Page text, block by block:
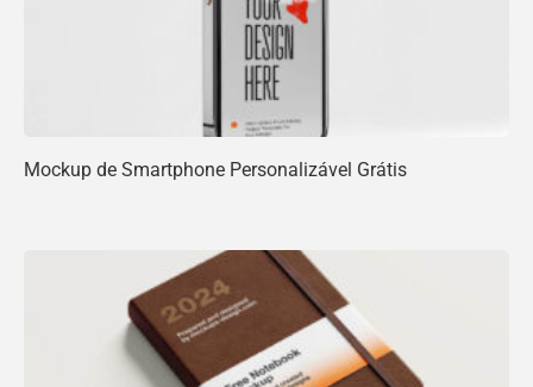
Mockup de Smartphone Personalizável Grátis